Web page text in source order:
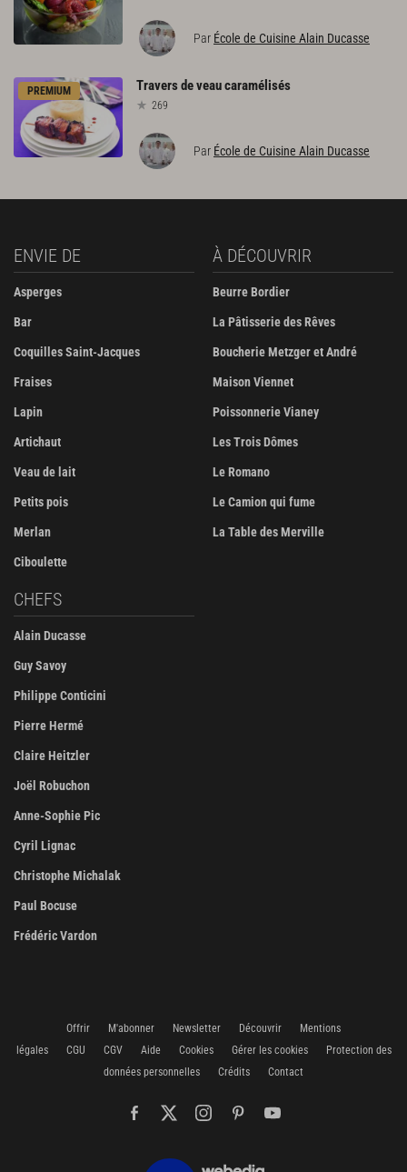
Par École de Cuisine Alain Ducasse
PREMIUM Traversdeveaucaramélisés
269
Par École de Cuisine Alain Ducasse
ENVIE DE
Asperges
Bar
Coquilles Saint-Jacques
Fraises
Lapin
Artichaut
Veau de lait
Petits pois
Merlan
Ciboulette
À DÉCOUVRIR
Beurre Bordier
La Pâtisserie des Rêves
Boucherie Metzger et André
Maison Viennet
Poissonnerie Vianey
Les Trois Dômes
Le Romano
Le Camion qui fume
La Table des Merville
CHEFS
Alain Ducasse
Guy Savoy
Philippe Conticini
Pierre Hermé
Claire Heitzler
Joël Robuchon
Anne-Sophie Pic
Cyril Lignac
Christophe Michalak
Paul Bocuse
Frédéric Vardon
Offrir M'abonner Newsletter Découvrir
Mentions
légales
CGU CGV Aide Cookies Gérer les cookies
Protection des
données personnelles
Crédits Contact